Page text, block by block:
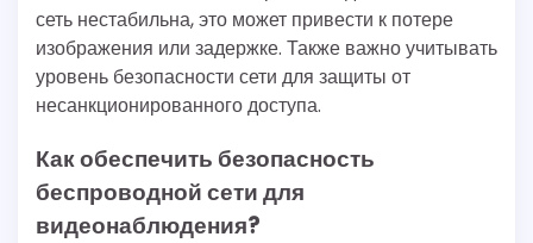
сеть нестабильна, это может привести к потере
изображения или задержке. Также важно учитывать
уровень безопасности сети для защиты от
несанкционированного доступа.
Как обеспечить безопасность
беспроводной сети для
видеонаблюдения?